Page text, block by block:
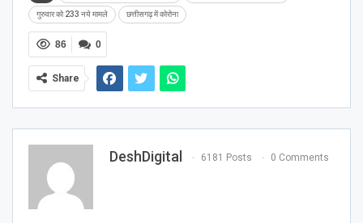
गुरुवार को 233 नये मामले छत्तीसगढ़ में कोरोना
0
86
Share
DeshDigital 6181 Posts 0 Comments